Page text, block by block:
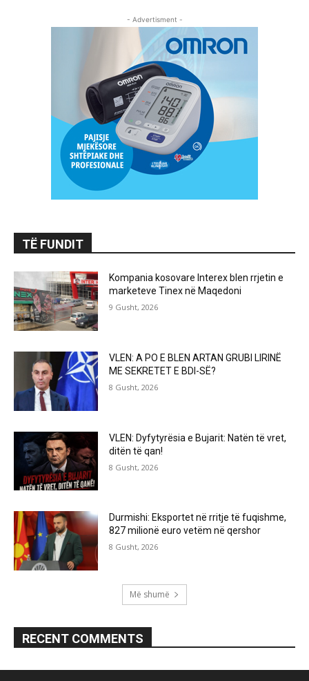
- Advertisment -
TË FUNDIT
Kompania kosovare Interex blen rrjetin e
marketeve Tinex në Maqedoni
9 Gusht, 2026
VLEN: A PO E BLEN ARTAN GRUBI LIRINË
ME SEKRETET E BDI-SË?
8 Gusht, 2026
VLEN: Dyfytyrësia e Bujarit: Natën të vret,
ditën të qan!
8 Gusht, 2026
Durmishi: Eksportet në rritje të fuqishme,
827 milionë euro vetëm në qershor
8 Gusht, 2026
Më shumë
RECENT COMMENTS